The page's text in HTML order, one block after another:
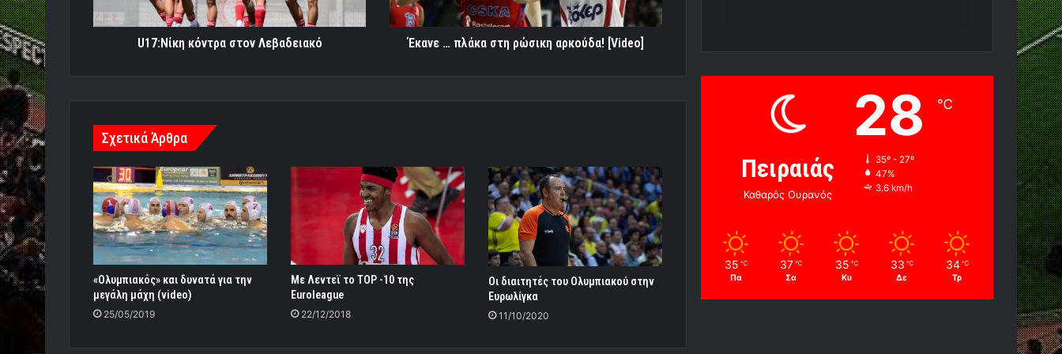
U17:Νίκη κόντρα στον Λεβαδειακό Έκανε … πλάκα στη ρώσικη αρκούδα! [Video]
Σχετικά Άρθρα
«Ολυμπιακός» και δυνατά για την
μεγάλη μάχη (video)
25/05/2019
Με Λεντεϊ το TOP -10 της
Euroleague
22/12/2018
Οι διαιτητές του Ολυμπιακού στην
Ευρωλίγκα
11/10/2020
Πειραιάς
Καθαρός Ουρανός
28 ℃
35º - 27º
47%
3.6 km/h
35 ℃
Πα
37 ℃
Σα
35 ℃
Κυ
33 ℃
Δε
34 ℃
Τρ